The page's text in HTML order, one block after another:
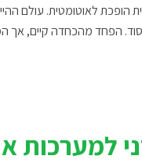
הופכת לאוטומטית. עולם
הפחד מהכחדה קיים, אך
למערכות